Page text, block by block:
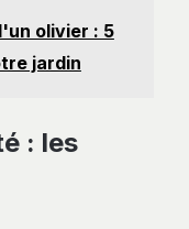
olivier : 5
jardin
: les